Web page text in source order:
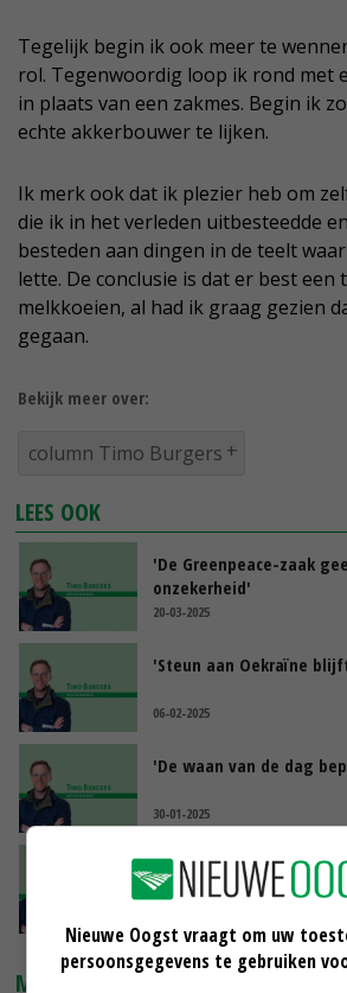
Tegelijk begin ik ook meer te
rol. Tegenwoordig loop ik rond met
in plaats van een zakmes. Begin ik
echte akkerbouwer te lijken.
Ik merk ook dat ik plezier heb om
die ik in het verleden uitbesteedde
besteden aan dingen in de teelt
lette. De conclusie is dat er best
melkkoeien, al had ik graag gezien
gegaan.
Bekijk meer over:
column Timo Burgers
LEES OOK
'De Greenpeace-zaak
onzekerheid'
20-03-2025
'Steun aan Oekraïne
06-02-2025
'De waan van de dag
30-01-2025
'Ineens is alles anders
MARKTPRIJZEN
Nieuwe Oogst vraagt om uw
persoonsgegevens te gebruiken